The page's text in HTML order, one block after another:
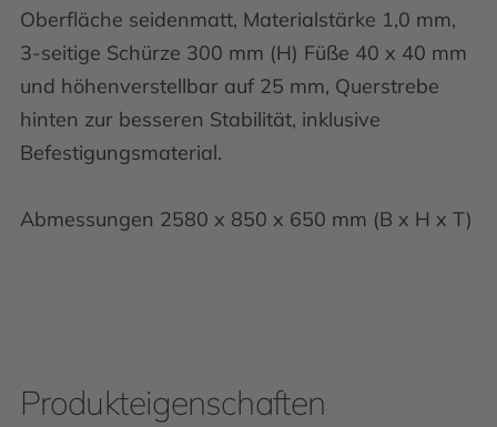
Oberfläche seidenmatt, Materialstärke 1,0 mm,
3-seitige Schürze 300 mm (H) Füße 40 x 40 mm
und höhenverstellbar auf 25 mm, Querstrebe
hinten zur besseren Stabilität, inklusive
Befestigungsmaterial.
Abmessungen 2580 x 850 x 650 mm (B x H x T)
Produkteigenschaften